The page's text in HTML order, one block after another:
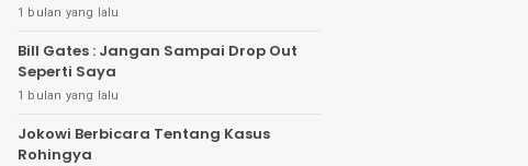
1 bulan yang lalu
Bill Gates : Jangan Sampai Drop Out
Seperti Saya
1 bulan yang lalu
Jokowi Berbicara Tentang Kasus
Rohingya